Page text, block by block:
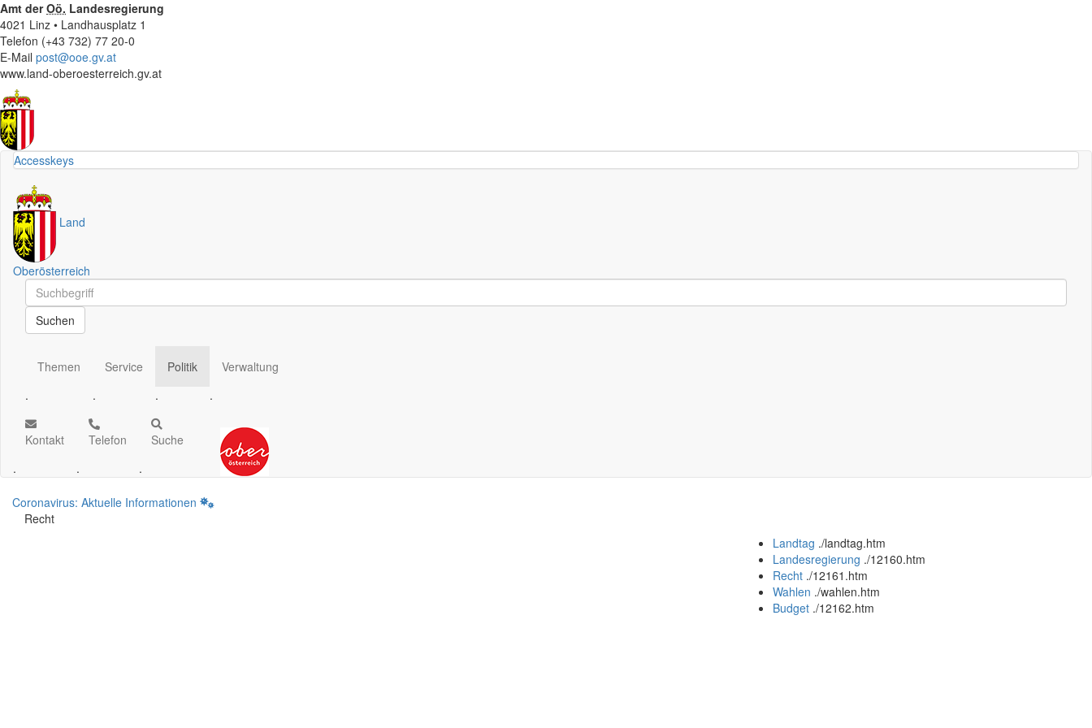
Amt derOö. Landesregierung
4021 Linz • Landhausplatz 1
Telefon (+43 732) 77 20-0
E-Mail post@ooe.gv.at
www.land-oberoesterreich.gv.at
Accesskeys
Land
Oberösterreich
Schnellsuche
Schnellsuche
Suchen
Themen
.
Service
.
Politik
.
Verwaltung
.
Kontakt
.
Telefon
.
Suche
.
Coronavirus: Aktuelle Informationen
Recht
Landtag ./landtag.htm
Landesregierung ./12160.htm
Recht ./12161.htm
Wahlen ./wahlen.htm
Budget ./12162.htm